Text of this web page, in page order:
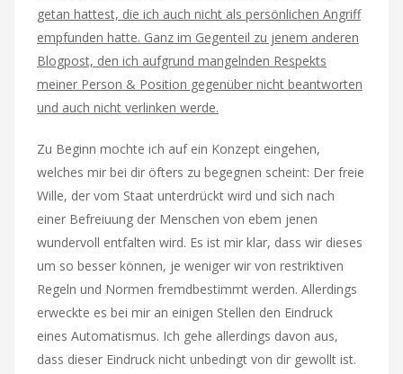
getan hattest, die ich auch nicht als persönlichen Angriff
empfunden hatte. Ganz im Gegenteil zu jenem anderen
Blogpost, den ich aufgrund mangelnden Respekts
meiner Person & Position gegenüber nicht beantworten
und auch nicht verlinken werde.
Zu Beginn mochte ich auf ein Konzept eingehen,
welches mir bei dir öfters zu begegnen scheint: Der freie
Wille, der vom Staat unterdrückt wird und sich nach
einer Befreiuung der Menschen von ebem jenen
wundervoll entfalten wird. Es ist mir klar, dass wir dieses
um so besser können, je weniger wir von restriktiven
Regeln und Normen fremdbestimmt werden. Allerdings
erweckte es bei mir an einigen Stellen den Eindruck
eines Automatismus. Ich gehe allerdings davon aus,
dass dieser Eindruck nicht unbedingt von dir gewollt ist.